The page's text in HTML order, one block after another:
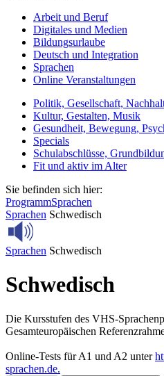
Arbeit und Beruf
Digitales und Medien
Bildungsurlaube
Deutsch und Integration
Sprachen
Online Veranstaltungen
Politik, Gesellschaft,
Kultur, Gestalten, Musik
Gesundheit, Bewegung,
Specials
Schulabschlüsse,
Fit und aktiv im Alter
Sie befinden sich hier:
ProgrammSprachen
Sprachen Schwedisch
Sprachen Schwedisch
Schwedisch
Die Kursstufen des VHS-
Gesamteuropäischen
Online-Tests für A1 und A2 unter
sprachen.de.